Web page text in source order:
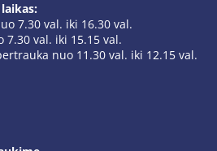
7.30 val. iki 16.30 val.
7.30 val. iki 15.15 val.
nuo 11.30 val. iki 12.15 val.